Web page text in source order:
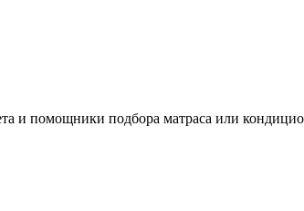
и помощники подбора матраса или